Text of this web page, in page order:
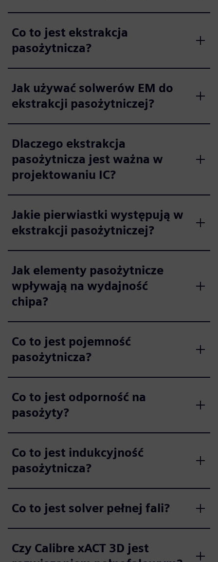
Co to jest ekstrakcja
pasożytnicza?
Jak używać solwerów EM do
ekstrakcji pasożytniczej?
Dlaczego ekstrakcja
pasożytnicza jest ważna w
projektowaniu IC?
Jakie pierwiastki występują w
ekstrakcji pasożytniczej?
Jak elementy pasożytnicze
wpływają na wydajność
chipa?
Co to jest pojemność
pasożytnicza?
Co to jest odporność na
pasożyty?
Co to jest indukcyjność
pasożytnicza?
Co to jest solver pełnej fali?
Czy Calibre xACT 3D jest